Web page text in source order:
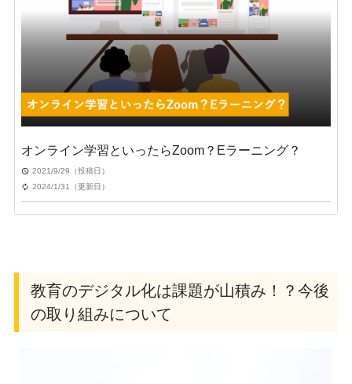
オンライン学習といったらZoom？Eラーニング？
2021/9/29（投稿日）
2024/1/31（更新日）
教育のデジタル化は課題が山積み！？今後
の取り組みについて